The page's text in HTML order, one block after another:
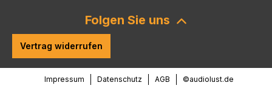
Folgen Sie uns
Vertrag widerrufen
Impressum Datenschutz AGB ©audiolust.de